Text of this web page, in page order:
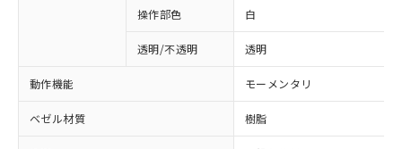
操作部色 白
透明/不透明 透明
動作機能 モーメンタリ
ベゼル材質 樹脂